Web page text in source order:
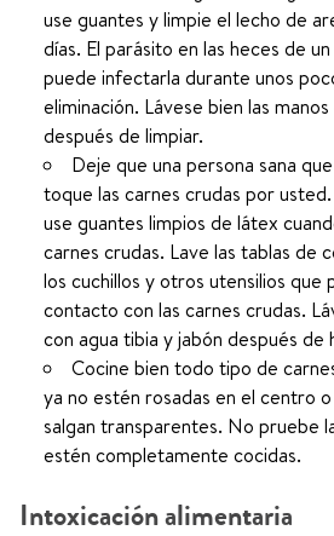
use guantes y limpie el lecho de
días. El parásito en las heces de
puede infectarla durante unos
eliminación. Lávese bien las
después de limpiar.
Deje que una persona sana
toque las carnes crudas por
use guantes limpios de látex
carnes crudas. Lave las tablas de
los cuchillos y otros utensilios que
contacto con las carnes crudas.
con agua tibia y jabón después de
Cocine bien todo tipo de
ya no estén rosadas en el centro
salgan transparentes. No pruebe
estén completamente cocidas.
Intoxicación alimentaria